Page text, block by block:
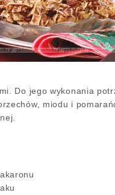
Do jego wykonania
miodu i